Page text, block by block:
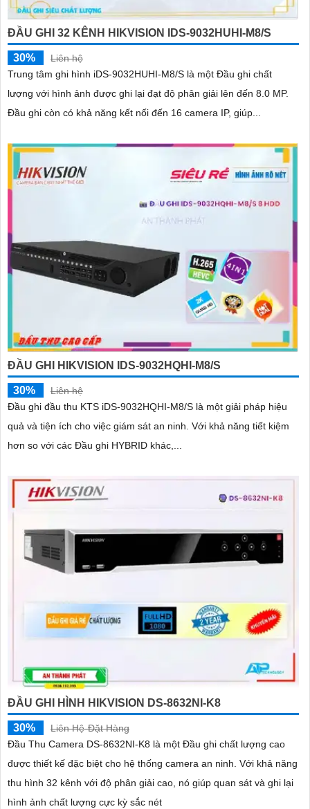
ĐẦU GHI 32 KÊNH HIKVISION IDS-9032HUHI-M8/S
30%
Liên hệ
Trung tâm ghi hình iDS-9032HUHI-M8/S là một Đầu ghi chất
lượng với hình ảnh được ghi lại đạt độ phân giải lên đến 8.0 MP.
Đầu ghi còn có khả năng kết nối đến 16 camera IP, giúp...
ĐẦU GHI HIKVISION IDS-9032HQHI-M8/S
30%
Liên hệ
Đầu ghi đầu thu KTS iDS-9032HQHI-M8/S là một giải pháp hiệu
quả và tiện ích cho việc giám sát an ninh. Với khả năng tiết kiệm
hơn so với các Đầu ghi HYBRID khác,...
ĐẦU GHI HÌNH HIKVISION DS-8632NI-K8
30%
Liên Hệ-Đặt Hàng
Đầu Thu Camera DS-8632NI-K8 là một Đầu ghi chất lượng cao
được thiết kế đặc biệt cho hệ thống camera an ninh. Với khả năng
thu hình 32 kênh với độ phân giải cao, nó giúp quan sát và ghi lại
hình ảnh chất lượng cực kỳ sắc nét